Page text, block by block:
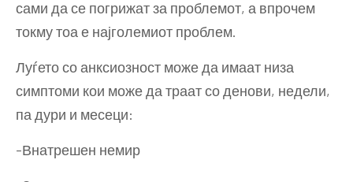
сами да се погрижат за проблемот, а впрочем
токму тоа е најголемиот проблем.
Луѓето со анксиозност може да имаат низа
симптоми кои може да траат со денови, недели,
па дури и месеци:
-Внатрешен немир